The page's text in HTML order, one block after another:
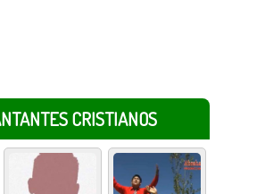
CRISTIANOS